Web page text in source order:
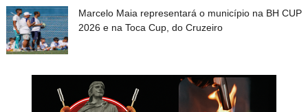
Marcelo Maia representará o município na BH CUP
2026 e na Toca Cup, do Cruzeiro